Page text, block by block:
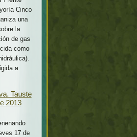
Cinco
una
la
de gas
como
a
Tauste
2013
17 de